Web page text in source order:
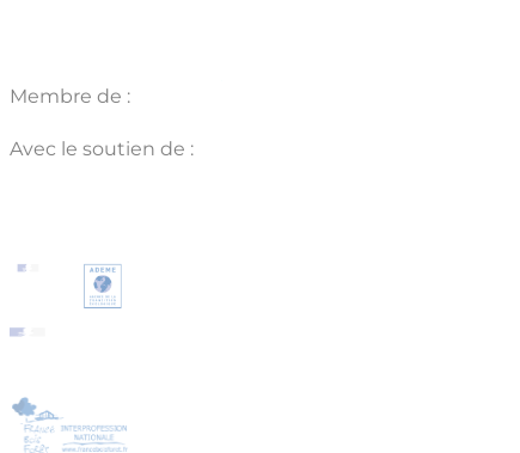
Membre de :
Avec le soutien de :